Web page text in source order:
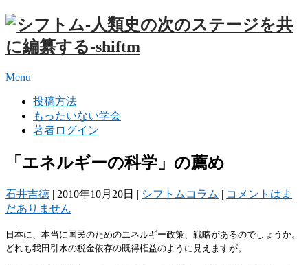
Menu
投稿方法
もったいない学会
著者ログイン
「エネルギーの科学」の薦め
石井吉徳 | 2010年10月20日 | シフトムコラム | コメントはま
だありません
日本に、本当に国民のためのエネルギー政策、戦略があるのでしょうか。
どれも我田引水の税金依存の既得権益のように見えますが。